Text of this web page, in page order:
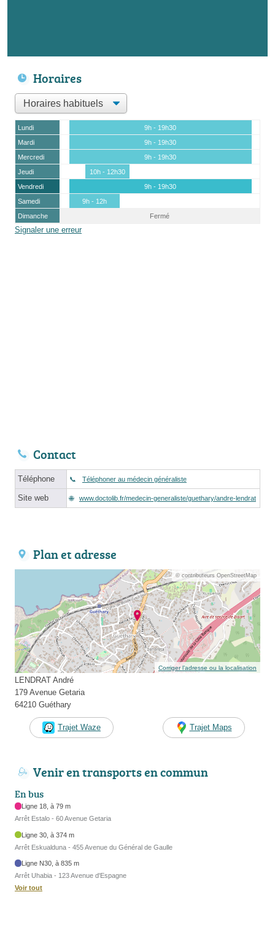
Horaires
Lundi
9h - 19h30
Mardi
9h - 19h30
Mercredi
9h - 19h30
Jeudi
10h - 12h30
Vendredi
9h - 19h30
Samedi
9h - 12h
Dimanche
Fermé
Signaler une erreur
Contact
Téléphone Téléphoner au médecin généraliste
Site web www.doctolib.fr/medecin-generaliste/guethary/andre-lendrat
Plan et adresse
© contributeurs OpenStreetMap
Corriger l’adresse ou la localisation
LENDRAT André
179 Avenue Getaria
64210 Guéthary
Trajet Waze Trajet Maps
Venir en transports en commun
En bus
Ligne 18, à 79 m
Arrêt Estalo - 60 Avenue Getaria
Ligne 30, à 374 m
Arrêt Eskualduna - 455 Avenue du Général de Gaulle
Ligne N30, à 835 m
Arrêt Uhabia - 123 Avenue d'Espagne
Voir tout